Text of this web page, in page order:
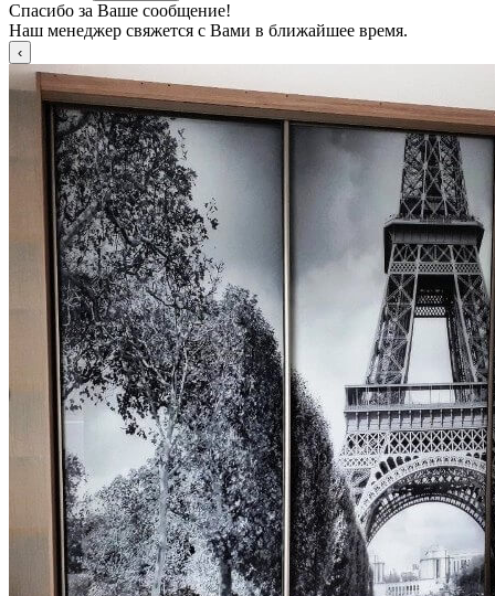
Спасибо за Ваше сообщение!
Наш менеджер свяжется с Вами в ближайшее время.